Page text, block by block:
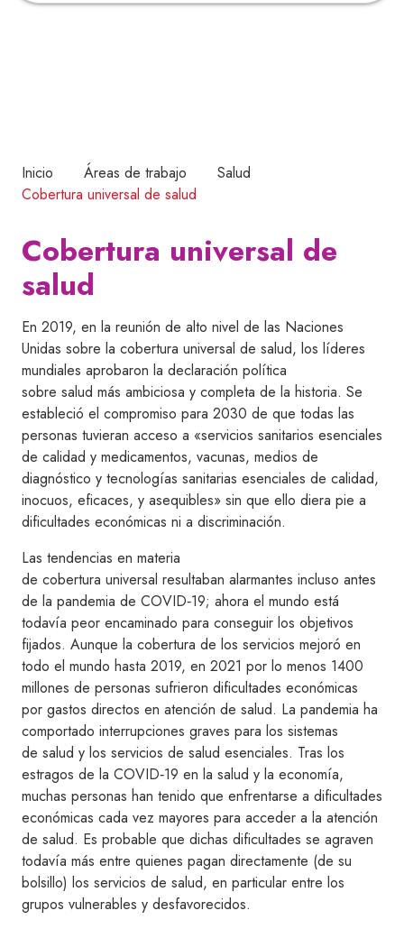
Inicio Áreas de trabajo
Salud
Cobertura universal de salud
Cobertura universal de
salud
En 2019, en la reunión de alto nivel de las Naciones
Unidas sobre la cobertura universal de salud, los líderes
mundiales aprobaron la declaración política
sobre salud más ambiciosa y completa de la historia. Se
estableció el compromiso para 2030 de que todas las
personas tuvieran acceso a «servicios sanitarios esenciales
de calidad y medicamentos, vacunas, medios de
diagnóstico y tecnologías sanitarias esenciales de calidad,
inocuos, eficaces, y asequibles» sin que ello diera pie a
dificultades económicas ni a discriminación.
Las tendencias en materia
de cobertura universal resultaban alarmantes incluso antes
de la pandemia de COVID‑19; ahora el mundo está
todavía peor encaminado para conseguir los objetivos
fijados. Aunque la cobertura de los servicios mejoró en
todo el mundo hasta 2019, en 2021 por lo menos 1400
millones de personas sufrieron dificultades económicas
por gastos directos en atención de salud. La pandemia ha
comportado interrupciones graves para los sistemas
de salud y los servicios de salud esenciales. Tras los
estragos de la COVID‑19 en la salud y la economía,
muchas personas han tenido que enfrentarse a dificultades
económicas cada vez mayores para acceder a la atención
de salud. Es probable que dichas dificultades se agraven
todavía más entre quienes pagan directamente (de su
bolsillo) los servicios de salud, en particular entre los
grupos vulnerables y desfavorecidos.